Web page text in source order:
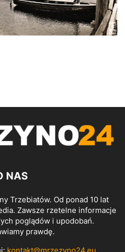
NAS
Trzebiatów. Od ponad 10 lat
Zawsze rzetelne informacje
poglądów i upodobań.
prawdę.
kontakt@mrzezyno24.eu